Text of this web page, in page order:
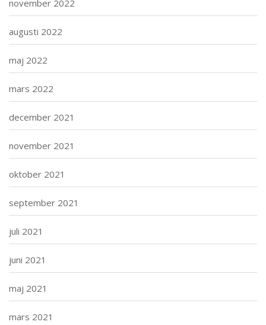
november 2022
augusti 2022
maj 2022
mars 2022
december 2021
november 2021
oktober 2021
september 2021
juli 2021
juni 2021
maj 2021
mars 2021